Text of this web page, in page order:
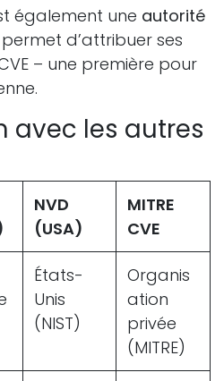
également une autorité
d’attribuer ses
– une première pour
avec les autres
NVD
(USA)
MITRE
CVE
États-
Unis
(NIST)
Organis
ation
privée
(MITRE)